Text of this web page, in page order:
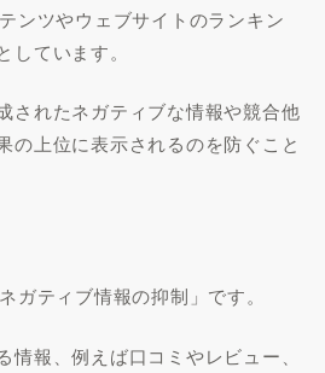
ンツやウェブサイトのランキン
しています。
されたネガティブな情報や競合他
の上位に表示されるのを防ぐこと
ガティブ情報の抑制」です。
情報、例えば口コミやレビュー、